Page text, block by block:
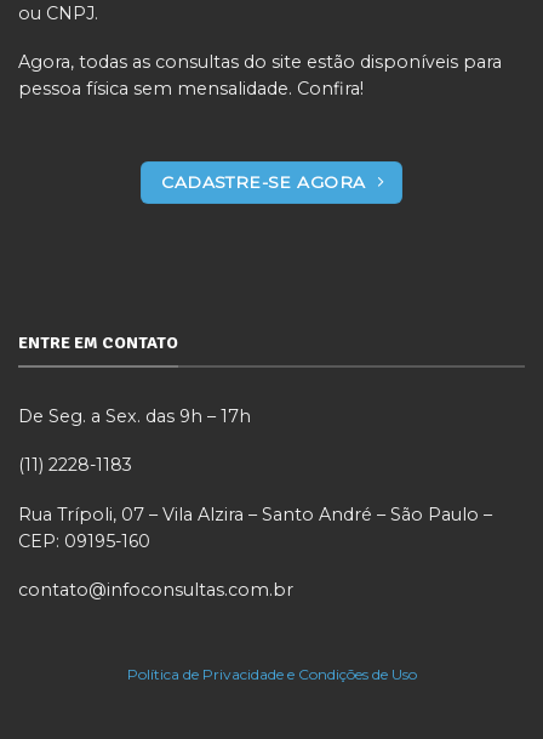
ou CNPJ.
Agora, todas as consultas do site estão disponíveis para
pessoa física sem mensalidade. Confira!
CADASTRE-SE AGORA
ENTRE EM CONTATO
De Seg. a Sex. das 9h – 17h
(11) 2228-1183
Rua Trípoli, 07 – Vila Alzira – Santo André – São Paulo –
CEP: 09195-160
contato@infoconsultas.com.br
Política de Privacidade e Condições de Uso